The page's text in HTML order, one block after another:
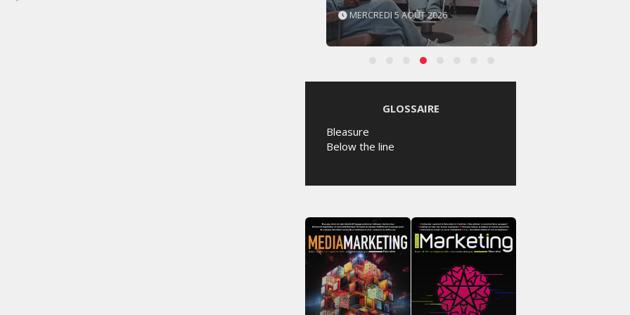
MARDI 4 AOÛT 2026
GLOSSAIRE
Bleasure
Below the line